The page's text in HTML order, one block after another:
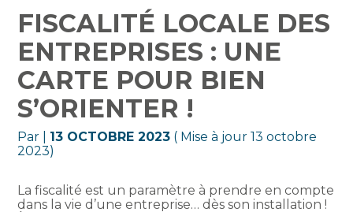
FISCALITÉ LOCALE DES
ENTREPRISES : UNE
CARTE POUR BIEN
S’ORIENTER !
Par 13 OCTOBRE 2023 ( Mise à jour 13 octobre
2023)
La fiscalité est un paramètre à prendre en compte
dans la vie d’une entreprise… dès son installation !